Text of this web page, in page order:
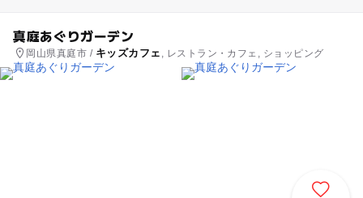
真庭あぐりガーデン
岡山県真庭市 / キッズカフェ , レストラン・カフェ, ショッピング